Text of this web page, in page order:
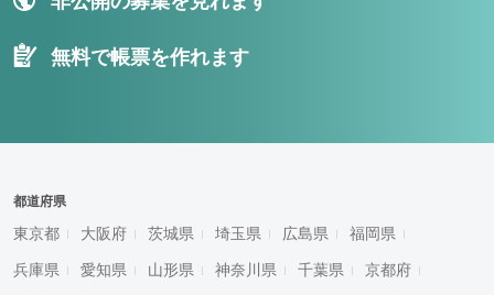
無料で帳票を作れます
都道府県
東京都 大阪府 茨城県 埼玉県 広島県 福岡県
兵庫県 愛知県 山形県 神奈川県 千葉県 京都府